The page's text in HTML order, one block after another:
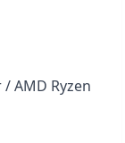
AMD Ryzen